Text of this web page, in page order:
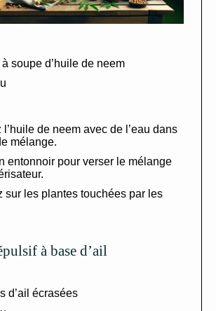
soupe d’huile de neem
l’huile de neem avec de l’eau dans
mélange.
entonnoir pour verser le mélange
sur les plantes touchées par les
à base d’ail
d’ail écrasées